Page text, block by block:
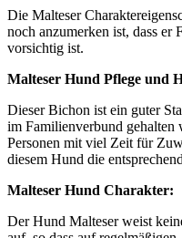
Die Malteser
noch anzumerken ist, dass er
vorsichtig ist.
Malteser Hund Pflege und
Dieser Bichon ist ein guter
im Familienverbund gehalten
Personen mit viel Zeit für
diesem Hund die
Malteser Hund Charakter:
Der Hund Malteser weist